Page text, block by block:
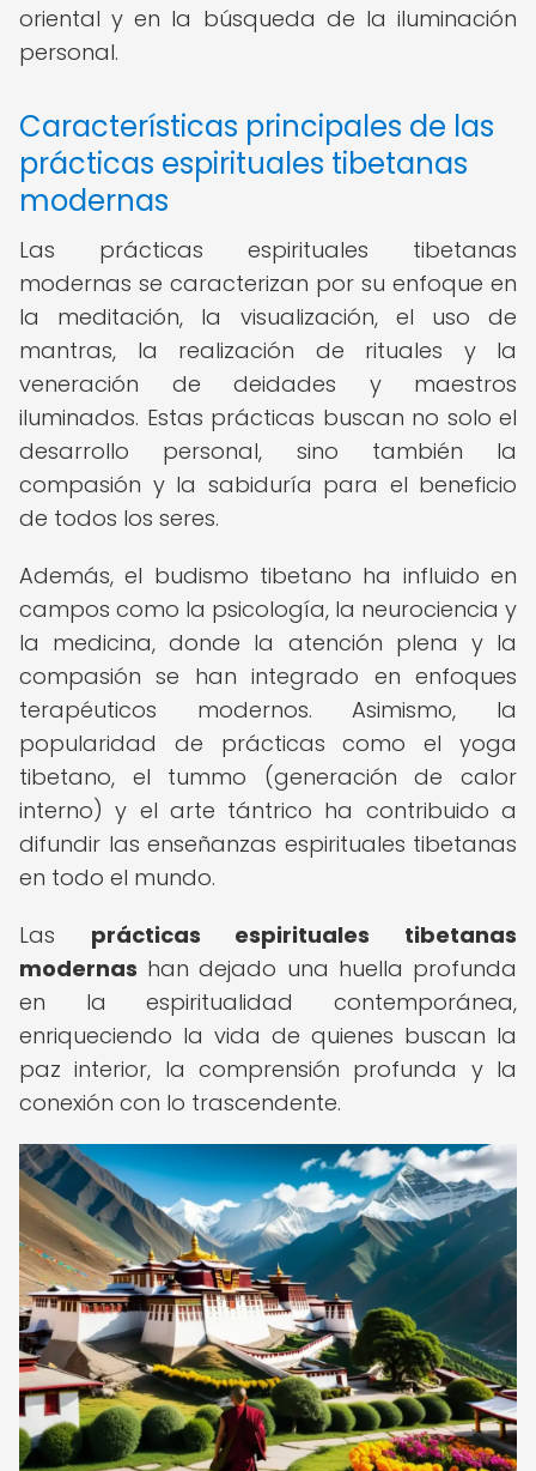
oriental y en la búsqueda de la iluminación
personal.
Características principales de las
prácticas espirituales tibetanas
modernas
Las prácticas espirituales tibetanas
modernas se caracterizan por su enfoque en
la meditación, la visualización, el uso de
mantras, la realización de rituales y la
veneración de deidades y maestros
iluminados. Estas prácticas buscan no solo el
desarrollo personal, sino también la
compasión y la sabiduría para el beneficio
de todos los seres.
Además, el budismo tibetano ha influido en
campos como la psicología, la neurociencia y
la medicina, donde la atención plena y la
compasión se han integrado en enfoques
terapéuticos modernos. Asimismo, la
popularidad de prácticas como el yoga
tibetano, el tummo (generación de calor
interno) y el arte tántrico ha contribuido a
difundir las enseñanzas espirituales tibetanas
en todo el mundo.
Las prácticas espirituales tibetanas
modernas han dejado una huella profunda
en la espiritualidad contemporánea,
enriqueciendo la vida de quienes buscan la
paz interior, la comprensión profunda y la
conexión con lo trascendente.